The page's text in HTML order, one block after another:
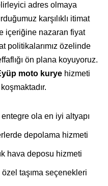
adres olmaya
karşılıklı itimat
içeriğine nazaran fiyat
politikalarımız özelinde
ön plana koyuyoruz.
moto kurye hizmeti
ola en iyi altyapı
depolama hizmeti
hava deposu hizmeti
taşıma seçenekleri